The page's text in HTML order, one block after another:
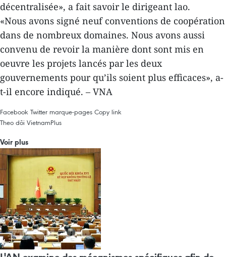
décentralisée», a fait savoir le dirigeant lao.
«Nous avons signé neuf conventions de coopération
dans de nombreux domaines. Nous avons aussi
convenu de revoir la manière dont sont mis en
oeuvre les projets lancés par les deux
gouvernements pour qu’ils soient plus efficaces», a-
t-il encore indiqué. – VNA
Facebook Twitter marque-pages Copy link
Theo dõi VietnamPlus
Voir plus